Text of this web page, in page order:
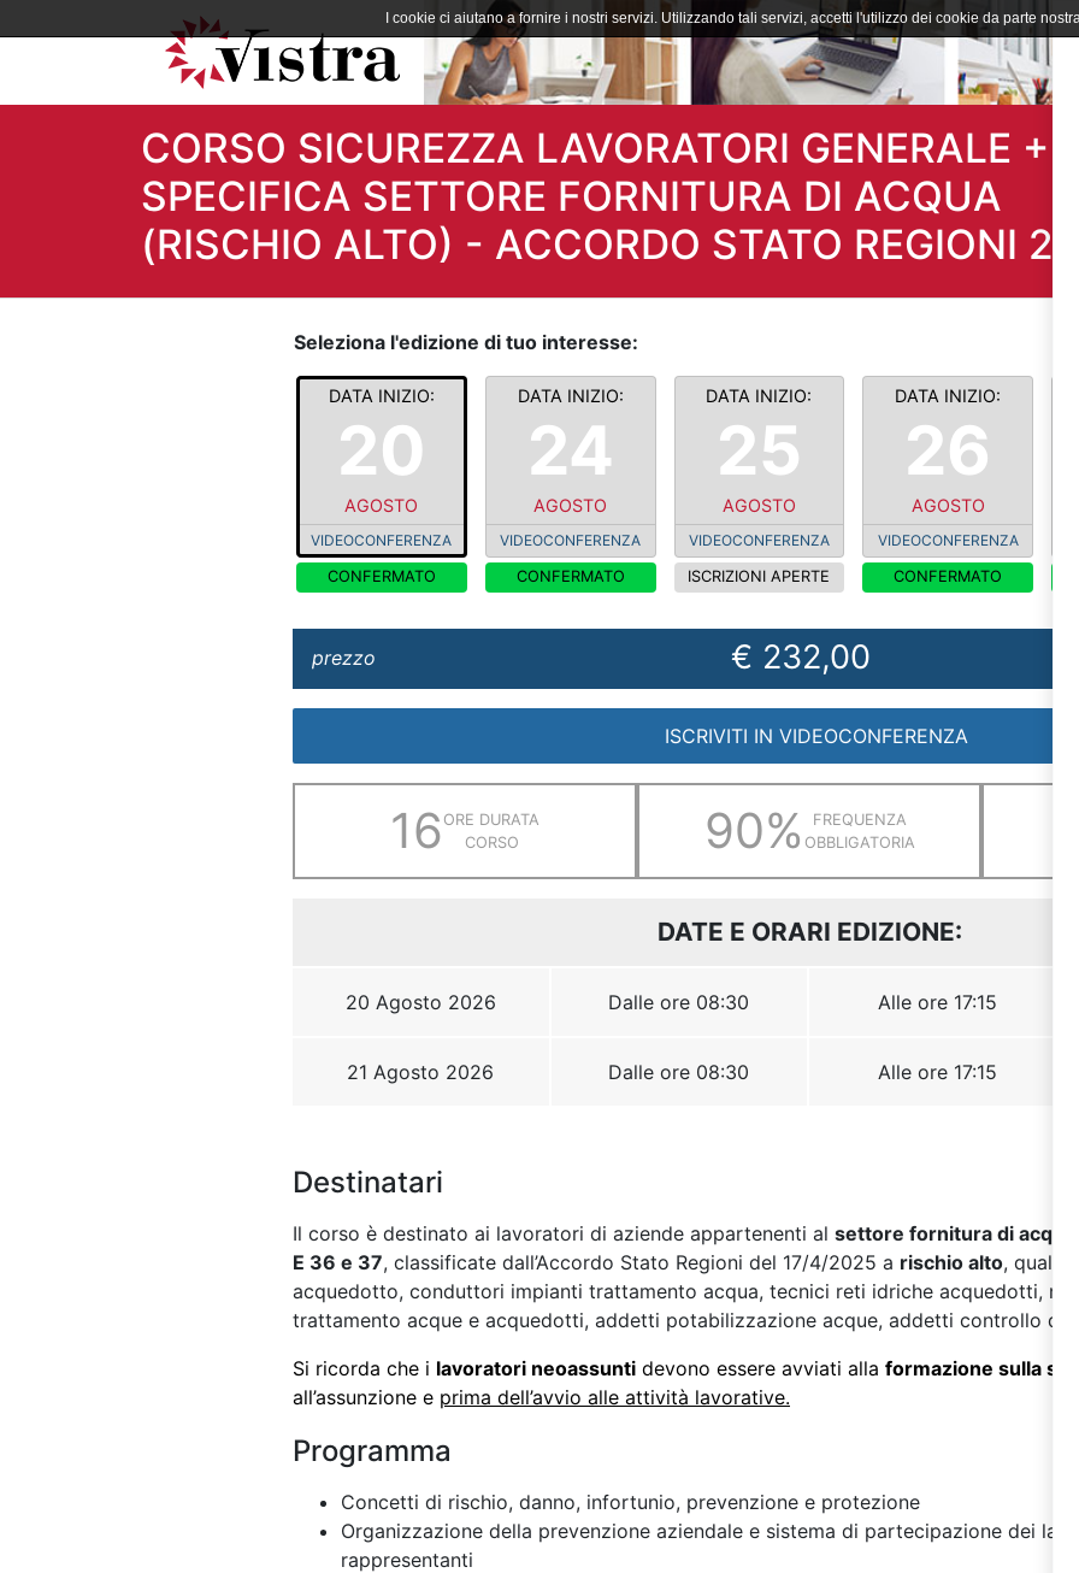
CORSO SICUREZZA LAVORATORI GENERALE +
SPECIFICA SETTORE FORNITURA DI ACQUA
(RISCHIO ALTO) - ACCORDO STATO REGIONI
Destinatari
Il corso è destinato ai lavoratori di aziende appartenenti al settore fornitura di acqua
E 36 e 37, classificate dall’Accordo Stato Regioni del 17/4/2025 a rischio alto, quali
acquedotto, conduttori impianti trattamento acqua, tecnici reti idriche acquedotti,
trattamento acque e acquedotti, addetti potabilizzazione acque, addetti controllo
Si ricorda che i lavoratori neoassunti devono essere avviati alla formazione sulla
all’assunzione e prima dell’avvio alle attività lavorative.
Programma
Concetti di rischio, danno, infortunio, prevenzione e protezione
Organizzazione della prevenzione aziendale e sistema di partecipazione dei
rappresentanti
I cookie ci aiutano a fornire i nostri servizi. Utilizzando tali servizi, accetti l'utilizzo dei cookie da parte